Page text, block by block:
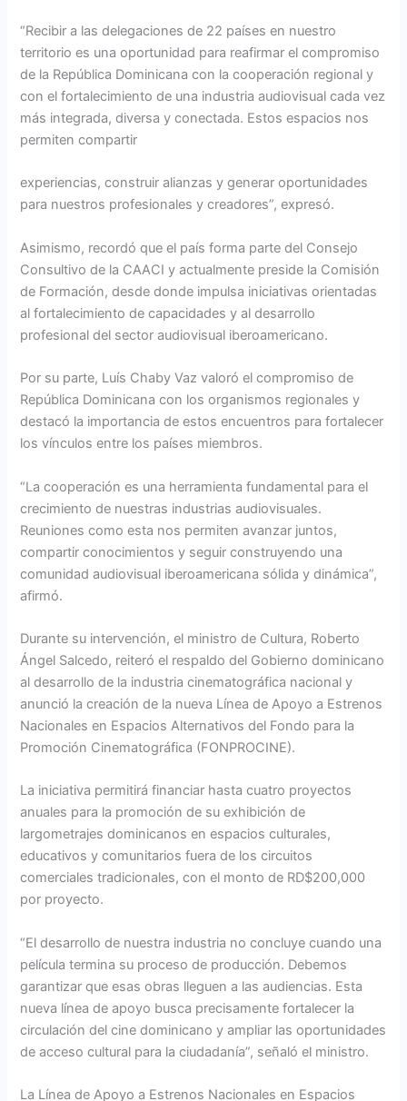
“Recibir a las delegaciones de 22 países en nuestro
territorio es una oportunidad para reafirmar el compromiso
de la República Dominicana con la cooperación regional y
con el fortalecimiento de una industria audiovisual cada vez
más integrada, diversa y conectada. Estos espacios nos
permiten compartir
experiencias, construir alianzas y generar oportunidades
para nuestros profesionales y creadores”, expresó.
Asimismo, recordó que el país forma parte del Consejo
Consultivo de la CAACI y actualmente preside la Comisión
de Formación, desde donde impulsa iniciativas orientadas
al fortalecimiento de capacidades y al desarrollo
profesional del sector audiovisual iberoamericano.
Por su parte, Luís Chaby Vaz valoró el compromiso de
República Dominicana con los organismos regionales y
destacó la importancia de estos encuentros para fortalecer
los vínculos entre los países miembros.
“La cooperación es una herramienta fundamental para el
crecimiento de nuestras industrias audiovisuales.
Reuniones como esta nos permiten avanzar juntos,
compartir conocimientos y seguir construyendo una
comunidad audiovisual iberoamericana sólida y dinámica”,
afirmó.
Durante su intervención, el ministro de Cultura, Roberto
Ángel Salcedo, reiteró el respaldo del Gobierno dominicano
al desarrollo de la industria cinematográfica nacional y
anunció la creación de la nueva Línea de Apoyo a Estrenos
Nacionales en Espacios Alternativos del Fondo para la
Promoción Cinematográfica (FONPROCINE).
La iniciativa permitirá financiar hasta cuatro proyectos
anuales para la promoción de su exhibición de
largometrajes dominicanos en espacios culturales,
educativos y comunitarios fuera de los circuitos
comerciales tradicionales, con el monto de RD$200,000
por proyecto.
“El desarrollo de nuestra industria no concluye cuando una
película termina su proceso de producción. Debemos
garantizar que esas obras lleguen a las audiencias. Esta
nueva línea de apoyo busca precisamente fortalecer la
circulación del cine dominicano y ampliar las oportunidades
de acceso cultural para la ciudadanía”, señaló el ministro.
La Línea de Apoyo a Estrenos Nacionales en Espacios